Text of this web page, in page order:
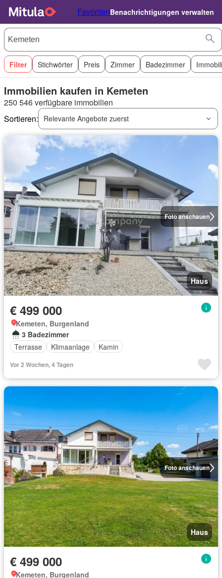
FavoritenBenachrichtigungen verwalten
Filter Stichwörter Preis Zimmer Badezimmer
Immobilien kaufen in Kemeten
250 546 verfügbare immobilien
Sortieren:
Relevante Angebote zuerst
Foto anschauen
Haus
€ 499 000
Kemeten, Burgenland
3 Badezimmer
Terrasse
Klimaanlage Kamin
Vor 2 Wochen, 4 Tagen
Foto anschauen
Haus
€ 499 000
Kemeten, Burgenland